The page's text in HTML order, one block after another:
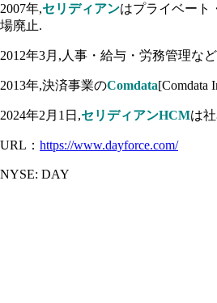
2007年,セリディアンはプライベート
場廃止.
2012年3月,人事・給与・労務管理な
2013年,決済事業のComdata[Comdata
2024年2月1日,セリディアンHCMは
URL： https://www.dayforce.com/
NYSE: DAY